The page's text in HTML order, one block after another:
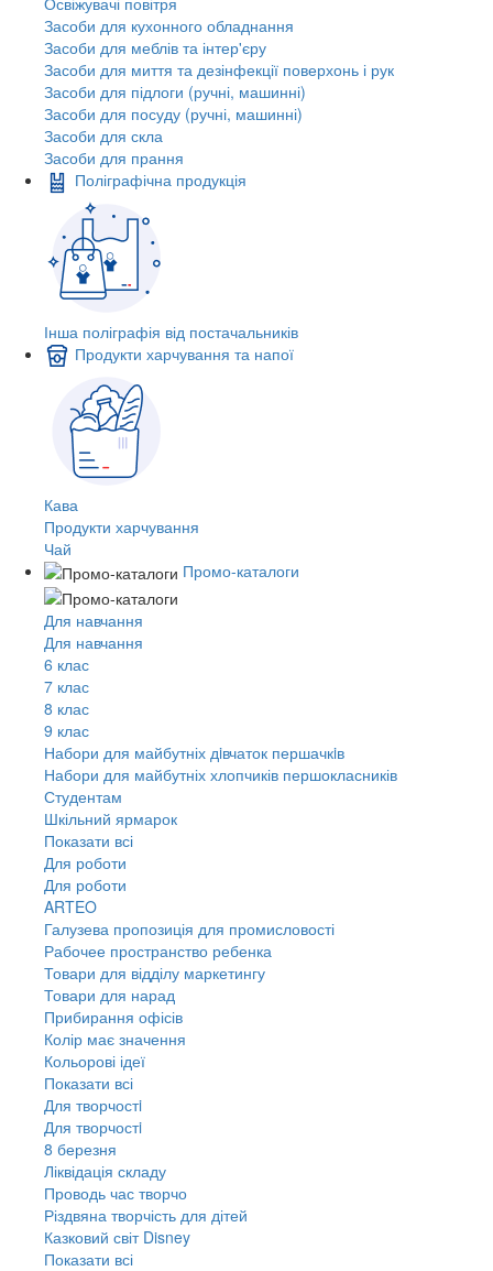
Засоби для кухонного обладнання
Засоби для меблів та інтер'єру
Засоби для миття та дезінфекції поверхонь і рук
Засоби для підлоги (ручні, машинні)
Засоби для посуду (ручні, машинні)
Засоби для скла
Засоби для прання
Поліграфічна продукція
Інша поліграфія від постачальників
Продукти харчування та напої
Кава
Продукти харчування
Чай
Промо-каталоги
Для навчання
Для навчання
6 клас
7 клас
8 клас
9 клас
Набори для майбутніх дiвчаток першачкiв
Набори для майбутніх хлопчиків першокласників
Студентам
Шкільний ярмарок
Показати всі
Для роботи
Для роботи
ARTEO
Галузева пропозиція для промисловості
Рабочее пространство ребенка
Товари для відділу маркетингу
Товари для нарад
Прибирання офісів
Колір має значення
Кольорові ідеї
Показати всі
Для творчостi
Для творчостi
8 березня
Ліквідація складу
Проводь час творчо
Різдвяна творчість для дітей
Казковий світ Disney
Показати всі